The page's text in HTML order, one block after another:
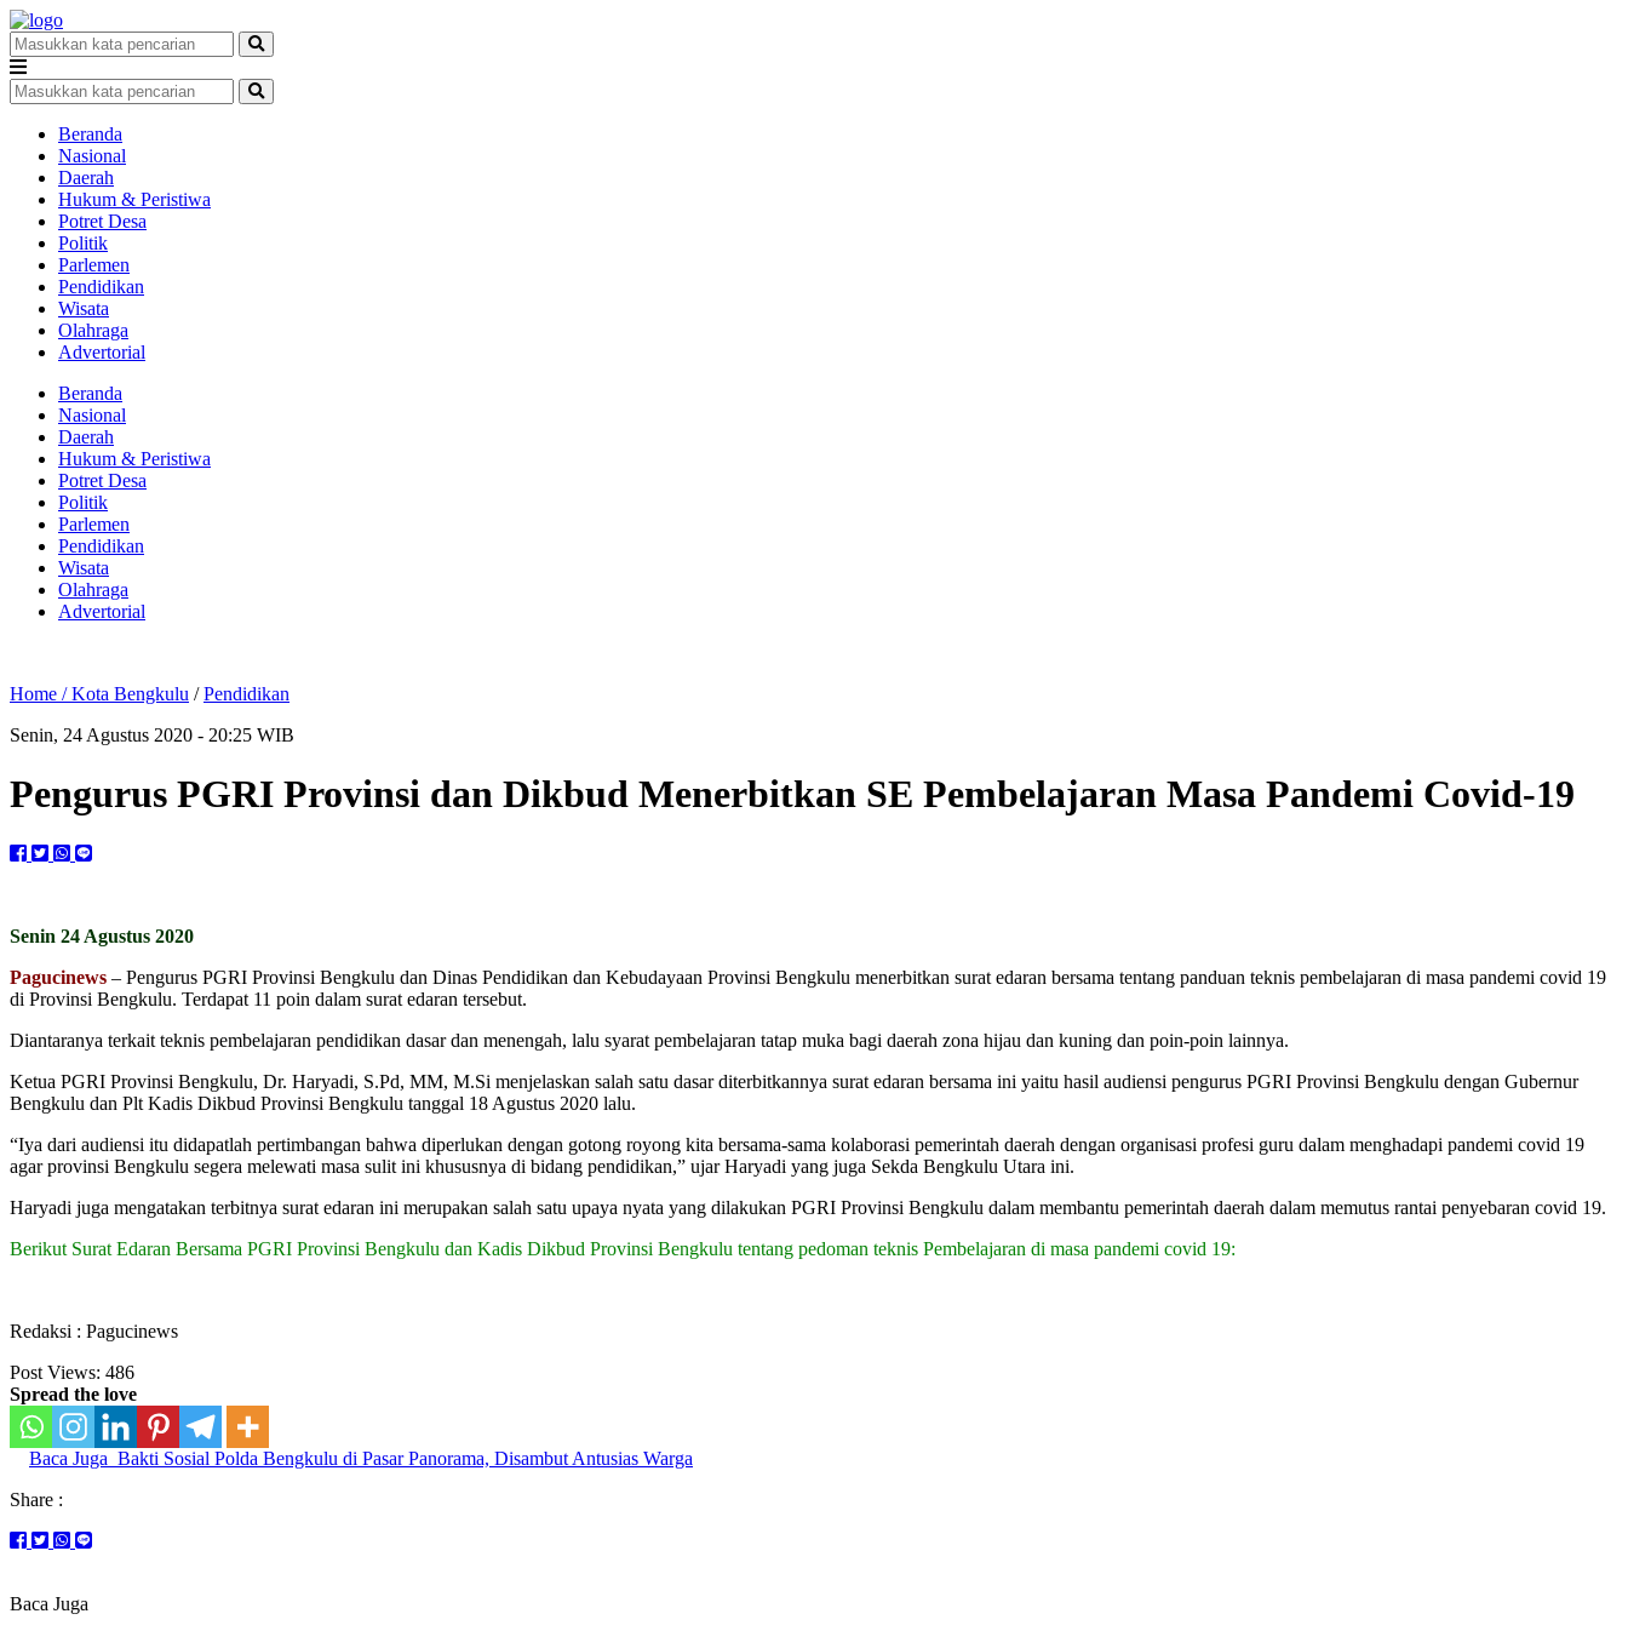
Beranda
Nasional
Daerah
Hukum & Peristiwa
Potret Desa
Politik
Parlemen
Pendidikan
Wisata
Olahraga
Advertorial
Beranda
Nasional
Daerah
Hukum & Peristiwa
Potret Desa
Politik
Parlemen
Pendidikan
Wisata
Olahraga
Advertorial
Home /Kota Bengkulu /Pendidikan
Senin, 24 Agustus 2020 - 20:25 WIB
Pengurus PGRI Provinsi dan Dikbud Menerbitkan SE Pembelajaran Masa Pandemi Covid-19
Senin 24 Agustus 2020
Pagucinews – Pengurus PGRI Provinsi Bengkulu dan Dinas Pendidikan dan Kebudayaan Provinsi Bengkulu menerbitkan surat edaran bersama tentang panduan teknis pembelajaran di masa pandemi covid 19
di Provinsi Bengkulu. Terdapat 11 poin dalam surat edaran tersebut.
Diantaranya terkait teknis pembelajaran pendidikan dasar dan menengah, lalu syarat pembelajaran tatap muka bagi daerah zona hijau dan kuning dan poin-poin lainnya.
Ketua PGRI Provinsi Bengkulu, Dr. Haryadi, S.Pd, MM, M.Si menjelaskan salah satu dasar diterbitkannya surat edaran bersama ini yaitu hasil audiensi pengurus PGRI Provinsi Bengkulu dengan Gubernur
Bengkulu dan Plt Kadis Dikbud Provinsi Bengkulu tanggal 18 Agustus 2020 lalu.
“Iya dari audiensi itu didapatlah pertimbangan bahwa diperlukan dengan gotong royong kita bersama-sama kolaborasi pemerintah daerah dengan organisasi profesi guru dalam menghadapi pandemi covid 19
agar provinsi Bengkulu segera melewati masa sulit ini khususnya di bidang pendidikan,” ujar Haryadi yang juga Sekda Bengkulu Utara ini.
Haryadi juga mengatakan terbitnya surat edaran ini merupakan salah satu upaya nyata yang dilakukan PGRI Provinsi Bengkulu dalam membantu pemerintah daerah dalam memutus rantai penyebaran covid 19.
Berikut Surat Edaran Bersama PGRI Provinsi Bengkulu dan Kadis Dikbud Provinsi Bengkulu tentang pedoman teknis Pembelajaran di masa pandemi covid 19:
Redaksi : Pagucinews
Post Views: 486
Spread the love
Baca Juga Bakti Sosial Polda Bengkulu di Pasar Panorama, Disambut Antusias Warga
Share :
Baca Juga